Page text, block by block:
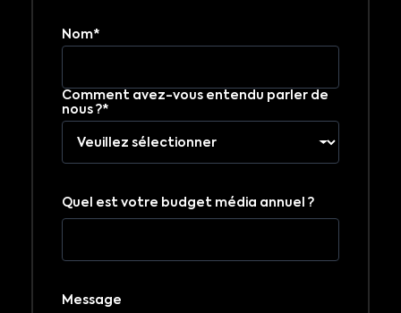
Nom*
Comment avez-vous entendu parler de
nous ?*
Quel est votre budget média annuel ?
Message